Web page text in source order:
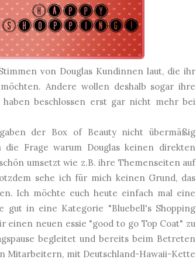
von Douglas Kundinnen laut, die ihr
Andere wollen deshalb sogar ihre
beschlossen erst gar nicht mehr bei
der Box of Beauty nicht übermäßig
Frage warum Douglas keinen direkten
umsetzt wie z.B. ihre Themenseiten auf
sehe ich für mich keinen Grund, das
Ich möchte euch heute einfach mal eine
gut in eine Kategorie "Bluebell's Shopping
einen neuen essie "good to go Top Coat" zu
begleitet und bereits beim Betreten
Mitarbeitern, mit Deutschland-Hawaii-Kette